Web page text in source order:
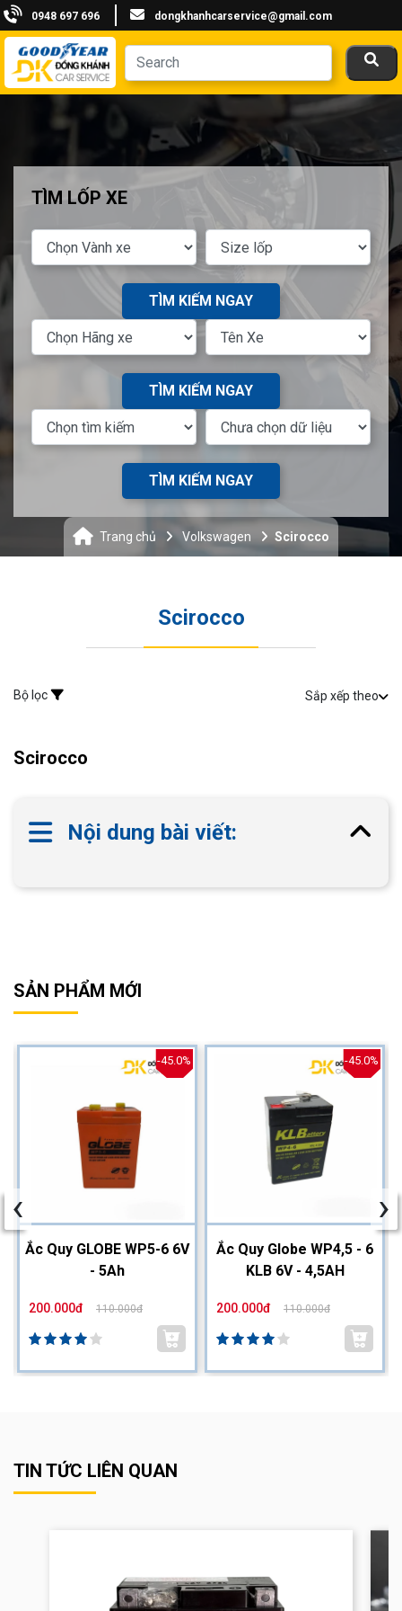
0948 697 696 dongkhanhcarservice@gmail.com
TÌM LỐP XE
TÌM KIẾM NGAY
TÌM KIẾM NGAY
TÌM KIẾM NGAY
Trang chủ Volkswagen Scirocco
Scirocco
Bộ lọc Sắp xếp theo
Scirocco
Nội dung bài viết:
SẢN PHẨM MỚI
-45.0%
Ắc Quy GLOBE WP5-6 6V
- 5Ah
200.000đ 110.000đ
-45.0%
Ắc Quy Globe WP4,5 - 6
KLB 6V - 4,5AH
200.000đ 110.000đ
‹ ›
TIN TỨC LIÊN QUAN